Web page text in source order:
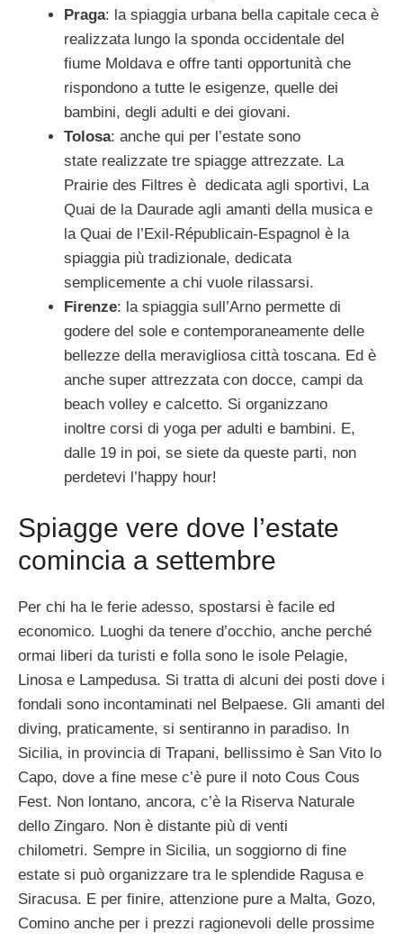
Praga: la spiaggia urbana bella capitale ceca è
realizzata lungo la sponda occidentale del
fiume Moldava e offre tanti opportunità che
rispondono a tutte le esigenze, quelle dei
bambini, degli adulti e dei giovani.
Tolosa: anche qui per l’estate sono
state realizzate tre spiagge attrezzate. La
Prairie des Filtres è dedicata agli sportivi, La
Quai de la Daurade agli amanti della musica e
la Quai de l’Exil-Républicain-Espagnol è la
spiaggia più tradizionale, dedicata
semplicemente a chi vuole rilassarsi.
Firenze: la spiaggia sull’Arno permette di
godere del sole e contemporaneamente delle
bellezze della meravigliosa città toscana. Ed è
anche super attrezzata con docce, campi da
beach volley e calcetto. Si organizzano
inoltre corsi di yoga per adulti e bambini. E,
dalle 19 in poi, se siete da queste parti, non
perdetevi l’happy hour!
Spiagge vere dove l’estate
comincia a settembre
Per chi ha le ferie adesso, spostarsi è facile ed
economico. Luoghi da tenere d’occhio, anche perché
ormai liberi da turisti e folla sono le isole Pelagie,
Linosa e Lampedusa. Si tratta di alcuni dei posti dove i
fondali sono incontaminati nel Belpaese. Gli amanti del
diving, praticamente, si sentiranno in paradiso. In
Sicilia, in provincia di Trapani, bellissimo è San Vito lo
Capo, dove a fine mese c’è pure il noto Cous Cous
Fest. Non lontano, ancora, c’è la Riserva Naturale
dello Zingaro. Non è distante più di venti
chilometri. Sempre in Sicilia, un soggiorno di fine
estate si può organizzare tra le splendide Ragusa e
Siracusa. E per finire, attenzione pure a Malta, Gozo,
Comino anche per i prezzi ragionevoli delle prossime